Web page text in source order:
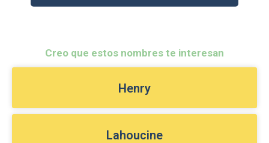
Creo que estos nombres te interesan
Henry
Lahoucine